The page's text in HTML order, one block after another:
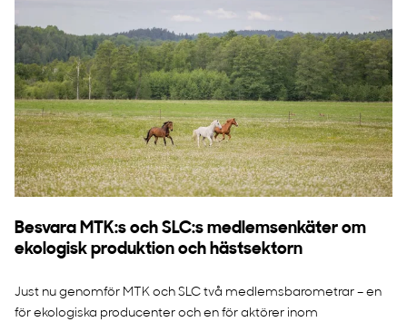
Besvara MTK:s och SLC:s medlemsenkäter om
ekologisk produktion och hästsektorn
Just nu genomför MTK och SLC två medlemsbarometrar – en
för ekologiska producenter och en för aktörer inom